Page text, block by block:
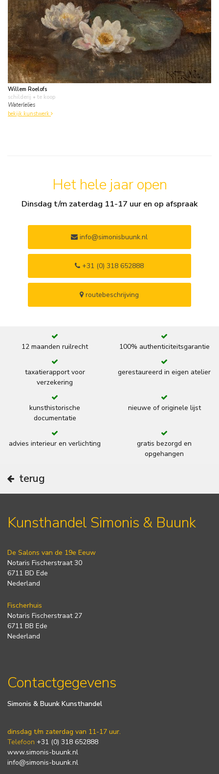
Willem Roelofs
schilderij • te koop
Waterlelies
bekijk kunstwerk
Het hele jaar open
Dinsdag t/m zaterdag 11-17 uur en op afspraak
info@simonisbuunk.nl
+31 (0) 318 652888
routebeschrijving
12 maanden ruilrecht 100% authenticiteitsgarantie
taxatierapport voor
verzekering
gerestaureerd in eigen atelier
kunsthistorische
documentatie
nieuwe of originele lijst
advies interieur en verlichting
gratis bezorgd en
opgehangen
terug
Kunsthandel Simonis & Buunk
De Salons van de 19e Eeuw
Notaris Fischerstraat 30
6711 BD Ede
Nederland
Fischerhuis
Notaris Fischerstraat 27
6711 BB Ede
Nederland
Contactgegevens
Simonis & Buunk Kunsthandel
dinsdag t/m zaterdag van 11-17 uur.
Telefoon +31 (0) 318 652888
www.simonis-buunk.nl
info@simonis-buunk.nl